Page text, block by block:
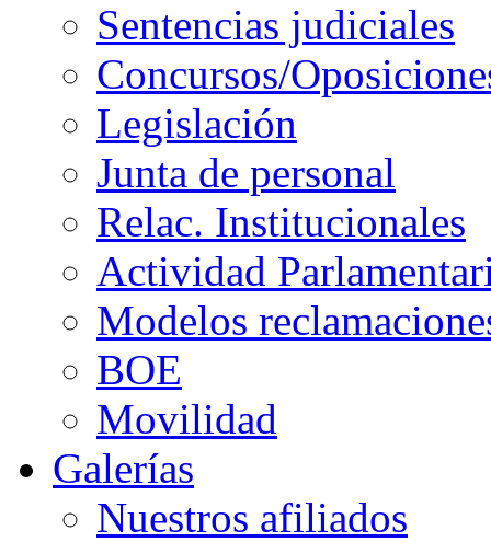
Sentencias judiciales
Concursos/
Legislación
Junta de personal
Relac. Institucionales
Actividad
Modelos
BOE
Movilidad
Galerías
Nuestros afiliados